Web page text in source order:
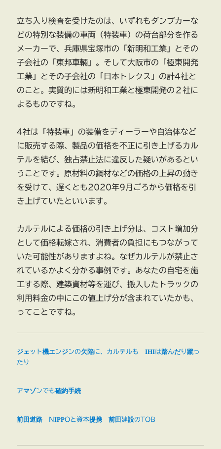
立ち入り検査を受けたのは、いずれもダンプカーな
どの特別な装備の車両（特装車）の荷台部分を作る
メーカーで、兵庫県宝塚市の「新明和工業」とその
子会社の「東邦車輛」。そして大阪市の「極東開発
工業」とその子会社の「日本トレクス」の計4社と
のこと。実質的には新明和工業と極東開発の２社に
よるものですね。
4社は「特装車」の装備をディーラーや自治体など
に販売する際、製品の価格を不正に引き上げるカル
テルを結び、独占禁止法に違反した疑いがあるとい
うことです。原材料の鋼材などの価格の上昇の動き
を受けて、遅くとも2020年9月ごろから価格を引
き上げていたといいます。
カルテルによる価格の引き上げ分は、コスト増加分
として価格転嫁され、消費者の負担にもつながって
いた可能性がありますよね。なぜカルテルが禁止さ
れているかよく分かる事例です。あなたの自宅を施
工する際、建築資材等を運び、搬入したトラックの
利用料金の中にこの値上げ分が含まれていたかも、
ってことですね。
ジェット機エンジンの欠陥に、カルテルも IHIは踏んだり蹴っ
たり
アマゾンでも確約手続
前田道路 NIPPOと資本提携 前田建設のTOB